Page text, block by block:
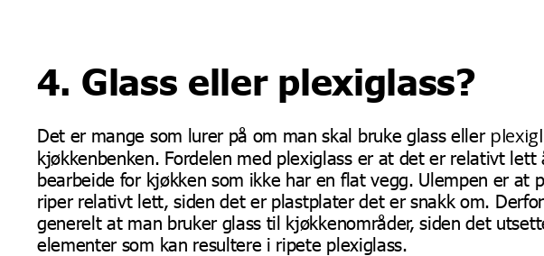
4. Glass eller plexiglass?
Det er mange som lurer på om man skal bruke glass eller
kjøkkenbenken. Fordelen med plexiglass er at det er relativt lett
bearbeide for kjøkken som ikke har en flat vegg. Ulempen er at
riper relativt lett, siden det er plastplater det er snakk om.
generelt at man bruker glass til kjøkkenområder, siden det
elementer som kan resultere i ripete plexiglass.